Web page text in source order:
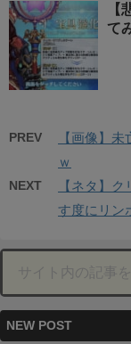
【
て
PREV
【画像】
ｗ
NEXT
【ネタ】
す度にリ
NEW POST